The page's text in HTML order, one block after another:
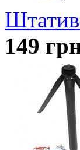
149